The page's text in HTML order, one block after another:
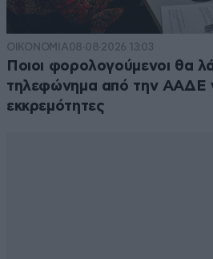
ΟΙΚΟΝΟΜΙΑ08·08·2026 13:03
Ποιοι φορολογούμενοι θα
τηλεφώνημα από την ΑΑΔΕ
εκκρεμότητες